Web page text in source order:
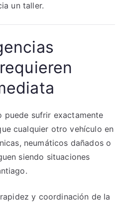
un taller.
puede sufrir exactamente
cualquier otro vehículo en
neumáticos dañados o
siendo situaciones
y coordinación de la